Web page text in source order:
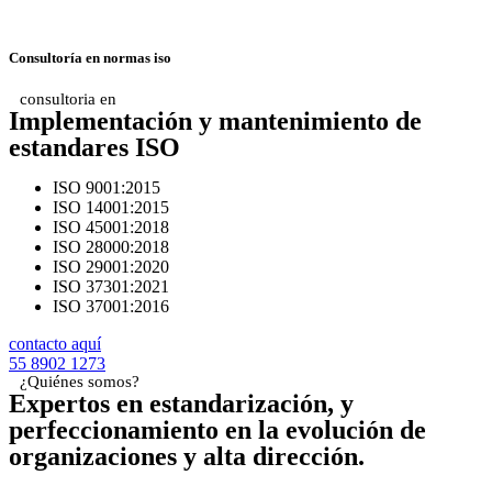
Consultoría en normas iso
consultoria en
Implementación y mantenimiento de
estandares ISO
ISO 9001:2015
ISO 14001:2015
ISO 45001:2018
ISO 28000:2018
ISO 29001:2020
ISO 37301:2021
ISO 37001:2016
contacto aquí
55 8902 1273
¿Quiénes somos?
Expertos en estandarización, y
perfeccionamiento en la evolución de
organizaciones y alta dirección.